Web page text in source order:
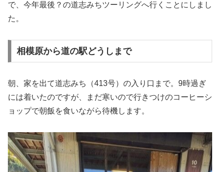
で、今年最後？の道志みちツーリングへ行くことにしまし
た。
相模原から道の駅どうしまで
朝、家を出て道志みち（413号）の入り口まで。9時過ぎ
には着いたのですが、まだ寒いので行きつけのコーヒーシ
ョップで朝飯を食いながら待機します。